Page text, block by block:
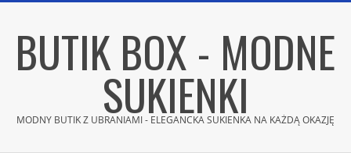
contentBUTIK BOX - MODNE
SUKIENKI
MODNY BUTIK Z UBRANIAMI - ELEGANCKA SUKIENKA NA KAŻDĄ OKAZJĘ